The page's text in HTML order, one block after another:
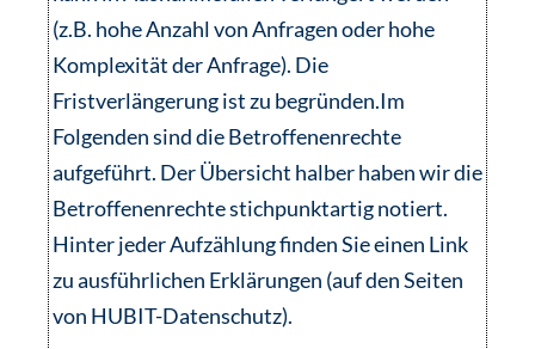
(z.B. hohe Anzahl von Anfragen oder hohe
Komplexität der Anfrage). Die
Fristverlängerung ist zu begründen.Im
Folgenden sind die Betroffenenrechte
aufgeführt. Der Übersicht halber haben wir die
Betroffenenrechte stichpunktartig notiert.
Hinter jeder Aufzählung finden Sie einen Link
zu ausführlichen Erklärungen (auf den Seiten
von HUBIT-Datenschutz).